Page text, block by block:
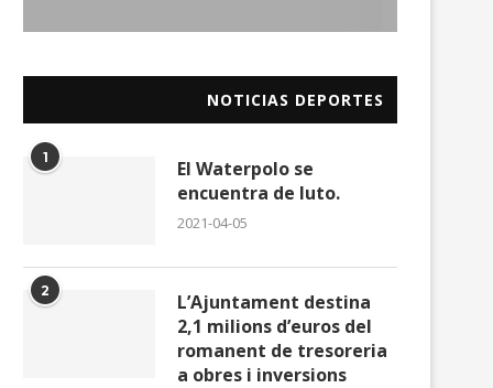
NOTICIAS DEPORTES
1
El Waterpolo se
encuentra de luto.
2021-04-05
2
L’Ajuntament destina
2,1 milions d’euros del
romanent de tresoreria
a obres i inversions